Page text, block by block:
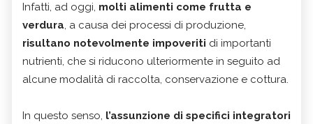
Infatti, ad oggi, molti alimenti come frutta e
verdura, a causa dei processi di produzione,
risultano notevolmente impoveriti di importanti
nutrienti, che si riducono ulteriormente in seguito ad
alcune modalità di raccolta, conservazione e cottura.
In questo senso, l’assunzione di specifici integratori